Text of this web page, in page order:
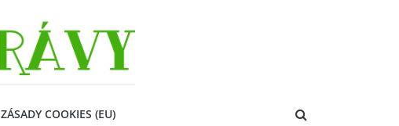
ZÁSADY COOKIES (EU)